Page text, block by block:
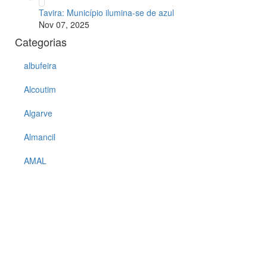
Tavira: Município ilumina-se de azul
Nov 07, 2025
Categorias
albufeira
Alcoutim
Algarve
Almancil
AMAL